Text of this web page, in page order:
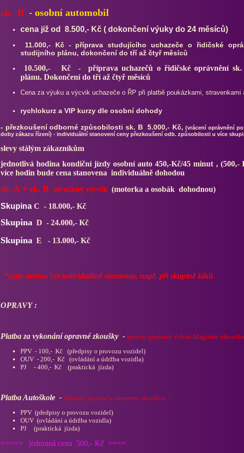
sk. B - osobní automobil
cena již od 8.500,- Kč ( dokončení výuky do 24 měsíců)
11.000,- Kč- příprava studujícího uchazeče o řidičské
studijního plánu, dokončení do tří až čtyř měsíců
10.500,- Kč - příprava uchazečů o řidičské oprávnění
plánu. Dokončení do tří až čtyř měsíců
Cena za výuku a výcvik uchazeče o ŘP při platbě poukázkami, stravenkami
rychlokurz a VIP kurzy dle osobní dohody
- přezkoušení odborné způsobilosti sk. B 5.000,- Kč,(vrácení oprávnění
doby zákazu řízení) - individuální stanovení ceny přezkoušení odb. způsobilosti u více
slevy stálým zákazníkům
jednotlivá hodina kondiční jízdy osobní auto 450,-Kč/45 minut , (500,-
více hodin bude cena stanovena individuálně dohodou
sk. A + sk. B sdružený výcvik (motorka a osobák dohodnou)
Skupina C - 18.000,- Kč
Skupina D - 24.000,- Kč
Skupina E - 13.000,- Kč
*ceny mohou být individuálně stanoveny, např. při skupině žáků
OPRAVY :
Platba za vykonání opravné zkoušky - správní poplatek vybírá Magistrát hlavního
PPV - 100,- Kč (předpisy o provozu vozidel)
OUV - 200,- Kč (ovládání a údržba vozidla)
PJ - 400,- Kč (praktická jízda)
Platba Autoškole - náklady spojené s opravnou zkouškou :
PPV (předpisy o provozu vozidel)
OUV (ovládání a údržba vozidla)
PJ (praktická jízda)
===== jednotná cena 500,- Kč ====